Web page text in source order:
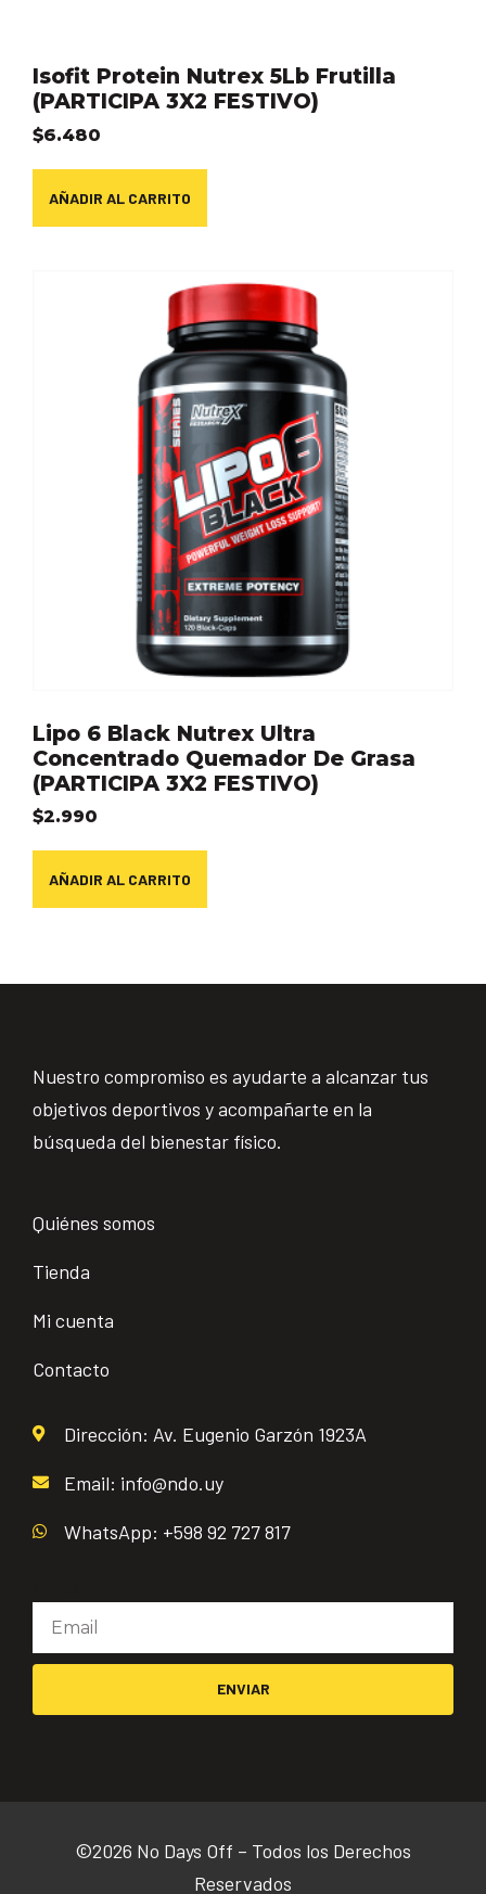
Isofit Protein Nutrex 5Lb Frutilla
(PARTICIPA 3X2 FESTIVO)
$6.480
AÑADIR AL CARRITO
Lipo 6 Black Nutrex Ultra
Concentrado Quemador De Grasa
(PARTICIPA 3X2 FESTIVO)
$2.990
AÑADIR AL CARRITO
Nuestro compromiso es ayudarte a alcanzar tus
objetivos deportivos y acompañarte en la
búsqueda del bienestar físico.
Quiénes somos
Tienda
Mi cuenta
Contacto
Dirección: Av. Eugenio Garzón 1923A
Email: info@ndo.uy
WhatsApp: +598 92 727 817
ENVIAR
©2026 No Days Off – Todos los Derechos
Reservados